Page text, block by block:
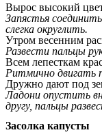
Вырос высокий
Запястья
слегка округлить.
Утром весенним
Развести пальцы
Всем лепесткам
Ритмично двигать
Дружно дают под
Ладони опустить
другу, пальцы
Засолка капусты